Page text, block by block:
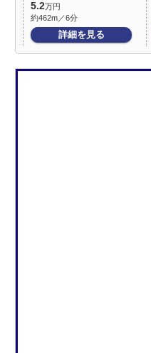
5.2万円
約462m／6分
詳細を見る